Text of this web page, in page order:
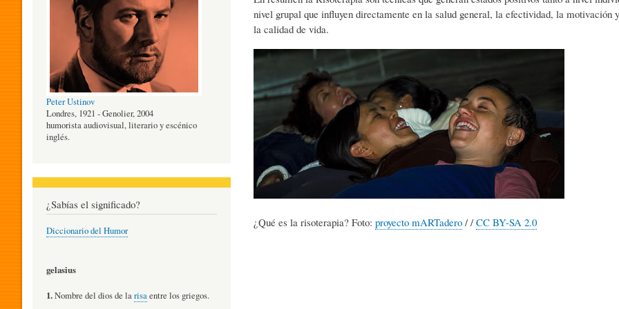
L
L
O
S
Y
E
E
A
M
O
R
nivel grupal que influyen directamente en la salud general, la efectividad, la motivación
la calidad de vida.
¿Qué es la risoterapia? Foto: proyecto mARTadero / /CC BY-SA 2.0
Peter Ustinov
Londres, 1921 - Genolier, 2004
humorista audiovisual, literario y escénico
inglés.
¿Sabías el significado?
Diccionario del Humor
gelasius
1.Nombre del dios de larisaentre los griegos.